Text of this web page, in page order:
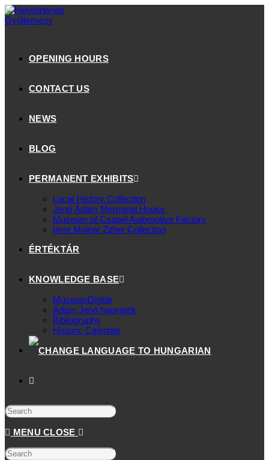
OPENING HOURS
CONTACT US
NEWS
BLOG
PERMANENT EXHIBITS
Local History Collection
Jenő Ádám Memorial House
Museum of Csepel Automotive Factory
Imre Molnár Zither Collection
ÉRTÉKTÁR
KNOWLEDGE BASE
MúzeumDigitár
Ádám Jenő hagyaték
Bibliography
Historic Calendar
MENU CLOSE